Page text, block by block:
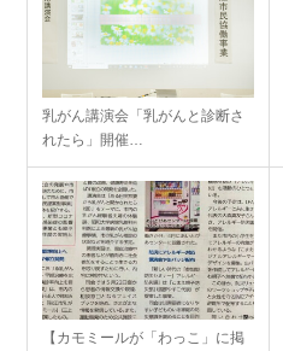
乳がん講演会「乳がんと診断さ
れたら」開催…
【カモミールが「わっこ」に掲